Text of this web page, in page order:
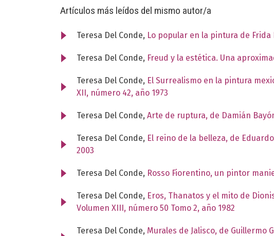
Artículos más leídos del mismo autor/a
Teresa Del Conde, Lo popular en la pintura de Frida
Teresa Del Conde, Freud y la estética. Una
Teresa Del Conde, El Surrealismo en la pintura
XII, número 42, año 1973
Teresa Del Conde, Arte de ruptura, de Damián
Teresa Del Conde, El reino de la belleza, de
2003
Teresa Del Conde, Rosso Fiorentino, un pintor
Teresa Del Conde, Eros, Thanatos y el mito de
Volumen XIII, número 50 Tomo 2, año 1982
Teresa Del Conde, Murales de Jalisco, de Guillermo